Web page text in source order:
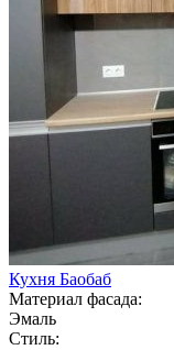
Кухня Баобаб
Материал фасада:
Эмаль
Стиль: